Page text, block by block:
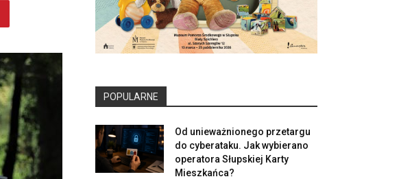
POPULARNE
Od unieważnionego przetargu
do cyberataku. Jak wybierano
operatora Słupskiej Karty
Mieszkańca?